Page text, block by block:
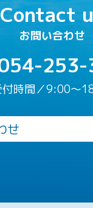
Contact
お問い合わせ
253-
付時間／9:00〜
せ